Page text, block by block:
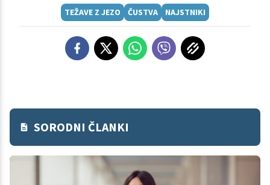
TEŽAVE Z JEZO ČUSTVA NAJSTNIKI
SORODNI ČLANKI